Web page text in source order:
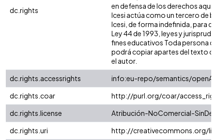
dc.rights
en defensa de los derechos
Icesi actúa como un tercero de
Icesi, de forma indefinida, para
Ley 44 de 1993, leyes y
fines educativos Toda persona
podrá copiar apartes del texto
el autor.
dc.rights.accessrights
info:eu-repo/semantics/
dc.rights.coar
http://purl.org/coar/
dc.rights.license
Atribución-NoComercial-
dc.rights.uri
http://creativecommons.org/